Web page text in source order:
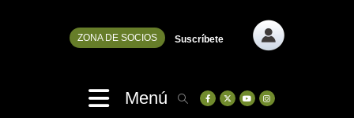
ZONA DE SOCIOS Suscríbete
Menú